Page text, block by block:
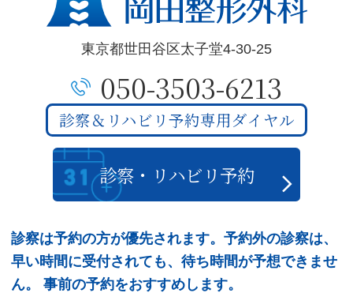
東京都世田谷区太子堂4-30-25
050-3503-6213
診察＆リハビリ予約専用ダイヤル
診察・リハビリ予約
診察は予約の方が優先されます。予約外の診察は、
早い時間に受付されても、待ち時間が予想できませ
ん。 事前の予約をおすすめします。